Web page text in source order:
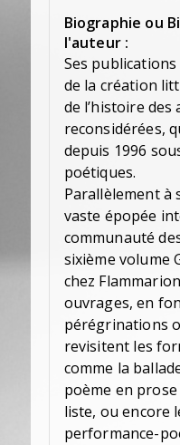
Biographie ou
l'auteur :
Ses
de la création
de l’histoire des
reconsidérées,
depuis 1996
poétiques.
Parallèlement à
vaste épopée
communauté
sixième volume
chez
ouvrages, en
pérégrinations
revisitent les
comme la
poème en
liste, ou encore
performance-